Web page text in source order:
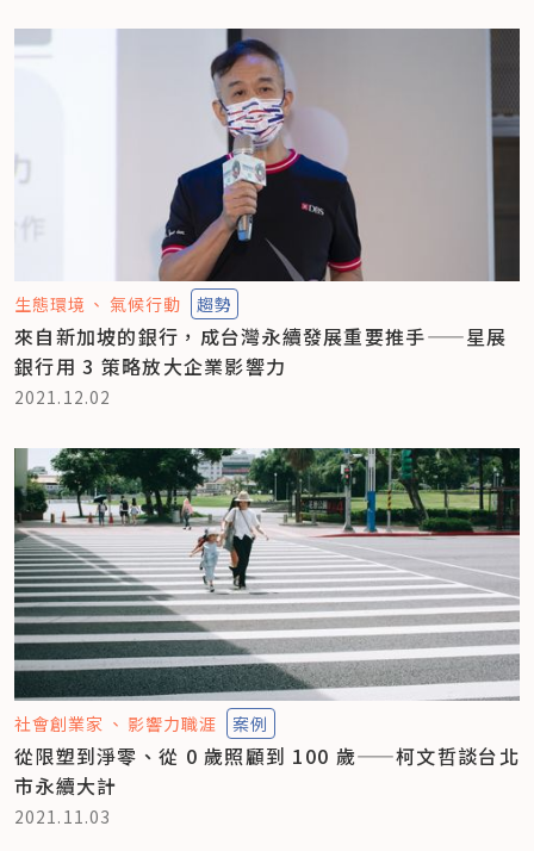
生態環境 氣候行動 趨勢
來自新加坡的銀行，成台灣永續發展重要推手——星展
銀行用 3 策略放大企業影響力
2021.12.02
社會創業家 影響力職涯 案例
從限塑到淨零、從 0 歲照顧到 100 歲——柯文哲談台北
市永續大計
2021.11.03